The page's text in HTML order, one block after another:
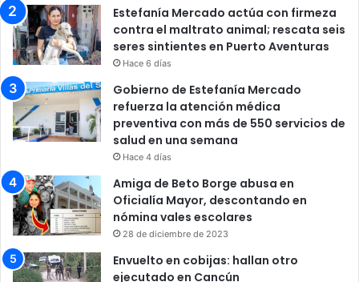
Estefanía Mercado actúa con firmeza
contra el maltrato animal; rescata seis
seres sintientes en Puerto Aventuras
Hace 6 días
Gobierno de Estefanía Mercado
refuerza la atención médica
preventiva con más de 550 servicios de
salud en una semana
Hace 4 días
Amiga de Beto Borge abusa en
Oficialía Mayor, descontando en
nómina vales escolares
28 de diciembre de 2023
Envuelto en cobijas: hallan otro
ejecutado en Cancún